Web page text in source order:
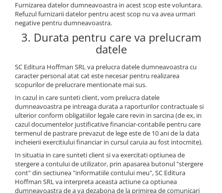
Furnizarea datelor dumneavoastra in acest scop este voluntara.
Refuzul furnizarii datelor pentru acest scop nu va avea urmari
negative pentru dumneavoastra.
3. Durata pentru care va prelucram
datele
SC Editura Hoffman SRL va prelucra datele dumneavoastra cu
caracter personal atat cat este necesar pentru realizarea
scopurilor de prelucrare mentionate mai sus.
In cazul in care sunteti client, vom prelucra datele
dumneavoastra pe intreaga durata a raporturilor contractuale si
ulterior conform obligatiilor legale care revin in sarcina (de ex, in
cazul documentelor justificative financiar-contabile pentru care
termenul de pastrare prevazut de lege este de 10 ani de la data
incheierii exercitiului financiar in cursul caruia au fost intocmite).
In situatia in care sunteti client si va exercitati optiunea de
stergere a contului de utilizator, prin apasarea butonul "stergere
cont" din sectiunea "informatiile contului meu", SC Editura
Hoffman SRL va interpreta aceasta actiune ca optiunea
dumneavoastra de a va dezabona de la primirea de comunicari